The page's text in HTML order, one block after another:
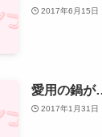
2017年6月15日
愛用の鍋が…
2017年1月31日